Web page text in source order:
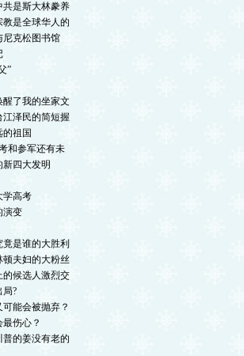
共是斯大林豢养
教是全球华人的
尼克松图书馆
”
醒了我的坐家文
江泽民的简短握
的祖国
和参军还有未
新四大发明
学高考
演变
竟是谁的大胜利
顿夫妇的大粉丝
的候选人激烈交
局?
可能会被抛弃？
最伤心？
普的姜没有老的